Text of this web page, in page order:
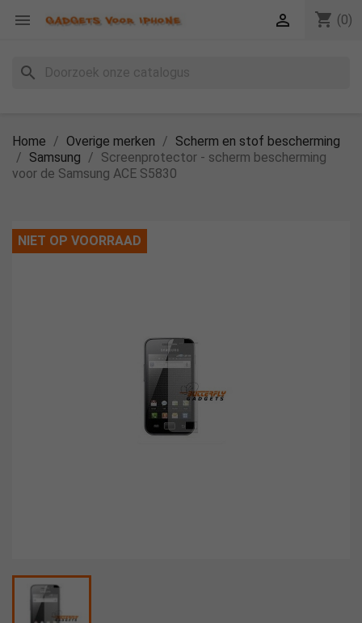
 shopping_cart (0)

search
Home Overige merken
Scherm en stof bescherming
Samsung
Screenprotector - scherm bescherming
voor de Samsung ACE S5830
NIET OP VOORRAAD